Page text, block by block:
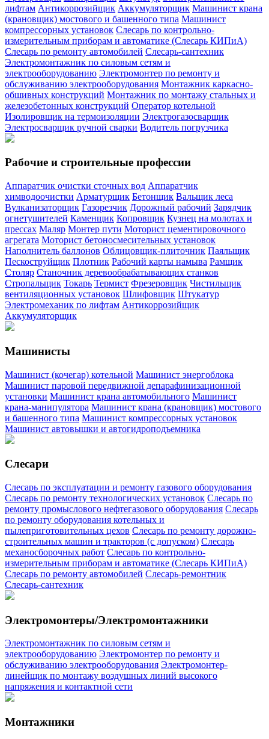
лифтам Антикоррозийщик Аккумуляторщик Машинист крана
(крановщик) мостового и башенного типа Машинист
компрессорных установок Слесарь по контрольно-
измерительным приборам и автоматике (Слесарь КИПиА)
Слесарь по ремонту автомобилей Слесарь-сантехник
Электромонтажник по силовым сетям и
электрооборудованию Электромонтер по ремонту и
обслуживанию электрооборудования Монтажник каркасно-
обшивных конструкций Монтажник по монтажу стальных и
железобетонных конструкций Оператор котельной
Изолировщик на термоизоляции Электрогазосварщик
Электросварщик ручной сварки Водитель погрузчика
Рабочие и строительные профессии
Аппаратчик очистки сточных вод Аппаратчик
химводоочистки Арматурщик Бетонщик Вальщик леса
Вулканизаторщик Газорезчик Дорожный рабочий Зарядчик
огнетушителей Каменщик Копровщик Кузнец на молотах и
прессах Маляр Монтер пути Моторист цементировочного
агрегата Моторист бетоносмесительных установок
Наполнитель баллонов Облицовщик-плиточник Паяльщик
Пескоструйщик Плотник Рабочий карты намыва Рамщик
Столяр Станочник деревообрабатывающих станков
Стропальщик Токарь Термист Фрезеровщик Чистильщик
вентиляционных установок Шлифовщик Штукатур
Электромеханик по лифтам Антикоррозийщик
Аккумуляторщик
Машинисты
Машинист (кочегар) котельной Машинист энергоблока
Машинист паровой передвижной депарафинизационной
установки Машинист крана автомобильного Машинист
крана-манипулятора Машинист крана (крановщик) мостового
и башенного типа Машинист компрессорных установок
Машинист автовышки и автогидроподъемника
Слесари
Слесарь по эксплуатации и ремонту газового оборудования
Слесарь по ремонту технологических установок Слесарь по
ремонту промыслового нефтегазового оборудования Слесарь
по ремонту оборудования котельных и
пылеприготовительных цехов Слесарь по ремонту дорожно-
строительных машин и тракторов (с допуском) Слесарь
механосборочных работ Слесарь по контрольно-
измерительным приборам и автоматике (Слесарь КИПиА)
Слесарь по ремонту автомобилей Слесарь-ремонтник
Слесарь-сантехник
Электромонтеры/Электромонтажники
Электромонтажник по силовым сетям и
электрооборудованию Электромонтер по ремонту и
обслуживанию электрооборудования Электромонтер-
линейщик по монтажу воздушных линий высокого
напряжения и контактной сети
Монтажники